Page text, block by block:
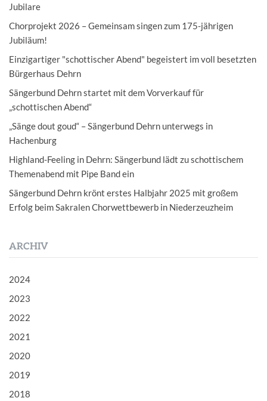
Jubilare
Chorprojekt 2026 – Gemeinsam singen zum 175-jährigen
Jubiläum!
Einzigartiger "schottischer Abend" begeistert im voll besetzten
Bürgerhaus Dehrn
Sängerbund Dehrn startet mit dem Vorverkauf für
„schottischen Abend“
„Sänge dout goud“ – Sängerbund Dehrn unterwegs in
Hachenburg
Highland-Feeling in Dehrn: Sängerbund lädt zu schottischem
Themenabend mit Pipe Band ein
Sängerbund Dehrn krönt erstes Halbjahr 2025 mit großem
Erfolg beim Sakralen Chorwettbewerb in Niederzeuzheim
ARCHIV
2024
2023
2022
2021
2020
2019
2018